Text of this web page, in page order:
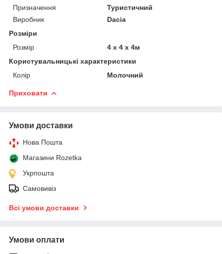
Призначення
Туристичний
Виробник
Dacia
Розміри
Розмір
4 х 4 х 4м
Користувальницькі характеристики
Колір
Молочний
Приховати
Умови доставки
Нова Пошта
Магазини Rozetka
Укрпошта
Самовивіз
Всі умови доставки
Умови оплати